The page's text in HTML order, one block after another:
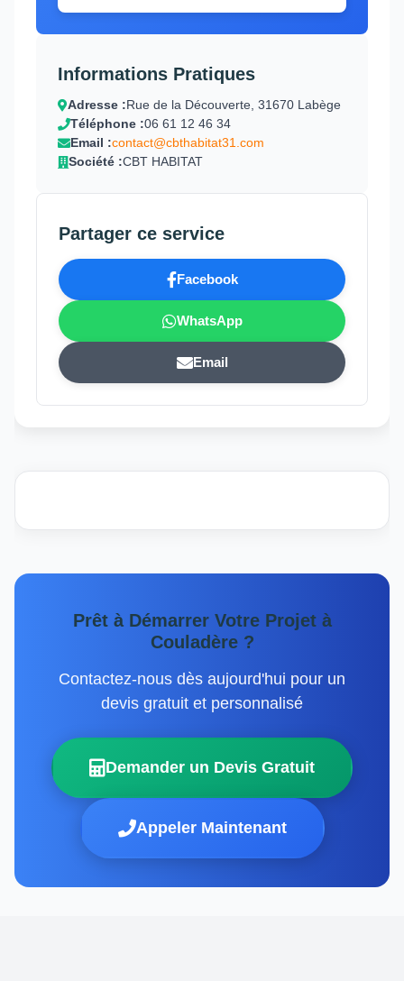
Informations Pratiques
Adresse :Rue de la Découverte, 31670 Labège
Téléphone :06 61 12 46 34
Email :contact@cbthabitat31.com
Société :CBT HABITAT
Partager ce service
Facebook
WhatsApp
Email
Prêt à Démarrer Votre Projet à
Couladère ?
Contactez-nous dès aujourd'hui pour un
devis gratuit et personnalisé
Demander un Devis Gratuit
Appeler Maintenant